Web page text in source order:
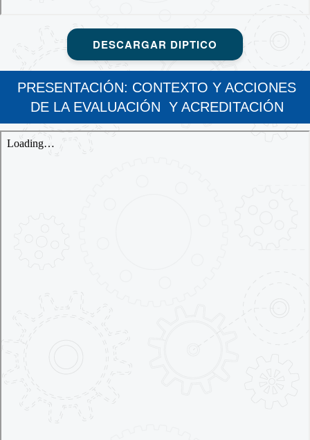
DESCARGAR DIPTICO
PRESENTACIÓN: CONTEXTO Y ACCIONES
DE LA EVALUACIÓN Y ACREDITACIÓN